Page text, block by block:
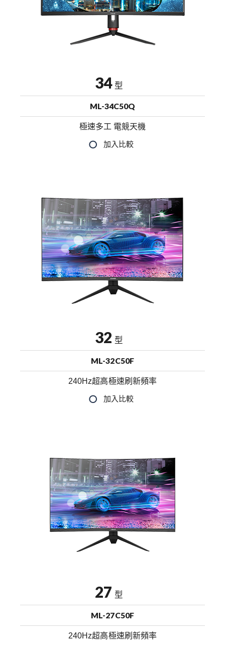
34 型
ML-34C50Q
極速多工 電競天機
32 型
ML-32C50F
240Hz超高極速刷新頻率
27 型
ML-27C50F
240Hz超高極速刷新頻率